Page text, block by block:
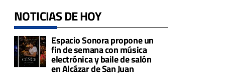
NOTICIAS DE HOY
Espacio Sonora propone un
fin de semana con música
electrónica y baile de salón
en Alcázar de San Juan